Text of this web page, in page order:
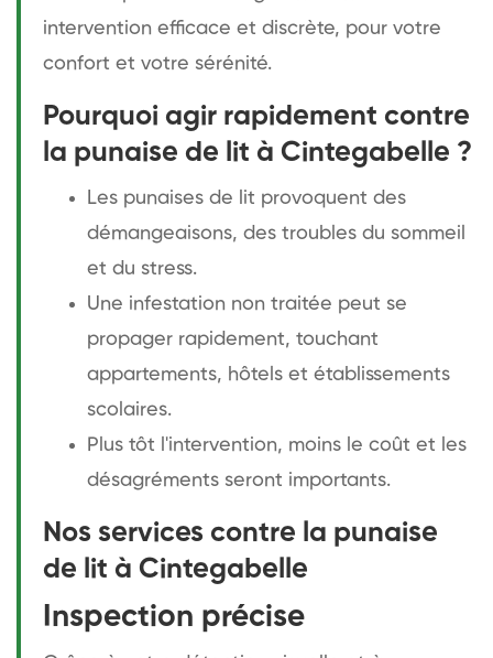
intervention efficace et discrète, pour votre
confort et votre sérénité.
Pourquoi agir rapidement contre
la punaise de lit à Cintegabelle ?
Les punaises de lit provoquent des
démangeaisons, des troubles du sommeil
et du stress.
Une infestation non traitée peut se
propager rapidement, touchant
appartements, hôtels et établissements
scolaires.
Plus tôt l'intervention, moins le coût et les
désagréments seront importants.
Nos services contre la punaise
de lit à Cintegabelle
Inspection précise